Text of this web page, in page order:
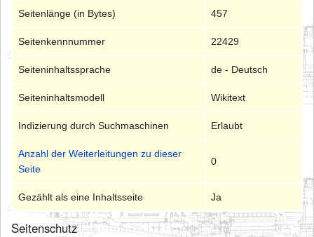
Seitenlänge (in Bytes) 457
Seitenkennnummer 22429
Seiteninhaltssprache de - Deutsch
Seiteninhaltsmodell Wikitext
Indizierung durch Suchmaschinen Erlaubt
Anzahl der Weiterleitungen zu dieser
Seite
0
Gezählt als eine Inhaltsseite Ja
Seitenschutz